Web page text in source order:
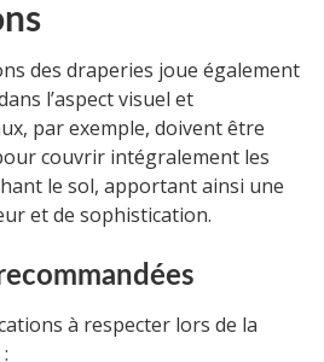
des draperies joue également
l’aspect visuel et
par exemple, doivent être
couvrir intégralement les
le sol, apportant ainsi une
et de sophistication.
à respecter lors de la